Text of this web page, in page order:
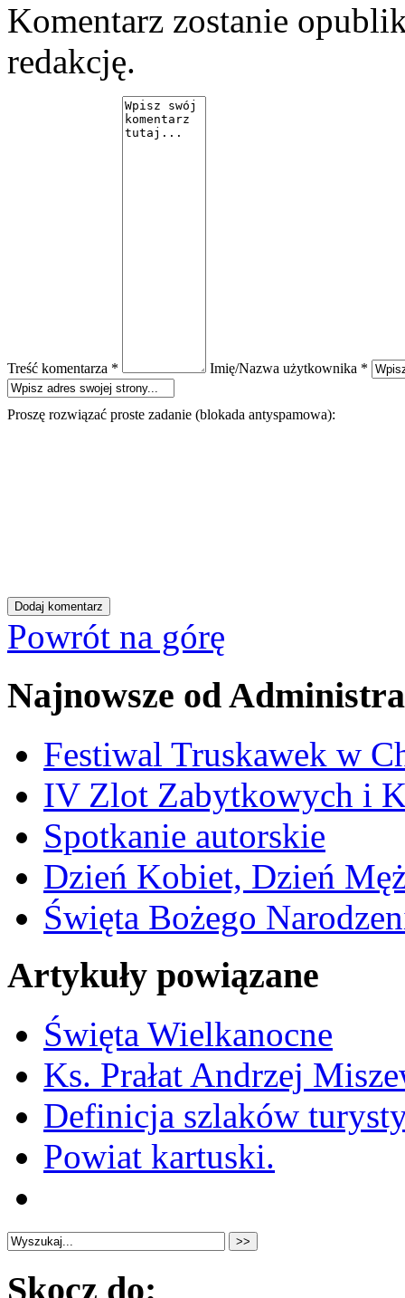
Komentarz zostanie
redakcję.
Treść komentarza * Imię/Nazwa użytkownika *
Proszę rozwiązać proste zadanie (blokada antyspamowa):
Powrót na górę
Najnowsze od
Festiwal Truskawek w
IV Zlot Zabytkowych i
Spotkanie autorskie
Dzień Kobiet, Dzień
Święta Bożego
Artykuły powiązane
Święta Wielkanocne
Ks. Prałat Andrzej
Definicja szlaków
Powiat kartuski.
Skocz do: